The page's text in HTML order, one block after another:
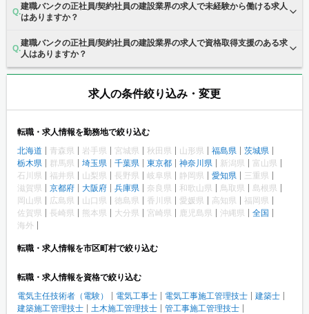
建職バンクの正社員/契約社員の建設業界の求人で未経験から働ける求人
はありますか？
建職バンクの正社員/契約社員の建設業界の求人で資格取得支援のある求
人はありますか？
求人の条件絞り込み・変更
転職・求人情報を勤務地で絞り込む
北海道
青森県 岩手県 宮城県 秋田県 山形県 福島県
茨城県
栃木県
群馬県 埼玉県 千葉県 東京都 神奈川県 新潟県
富山県
石川県
福井県 山梨県 長野県 岐阜県 静岡県 愛知県
三重県
滋賀県
京都府 大阪府 兵庫県 奈良県 和歌山県 鳥取県
島根県
岡山県
広島県 山口県 徳島県 香川県 愛媛県 高知県
福岡県
佐賀県
長崎県 熊本県 大分県 宮崎県 鹿児島県 沖縄県
全国
海外
転職・求人情報を市区町村で絞り込む
転職・求人情報を資格で絞り込む
電気主任技術者（電験）
電気工事士 電気工事施工管理技士
建築士
建築施工管理技士
土木施工管理技士
管工事施工管理技士